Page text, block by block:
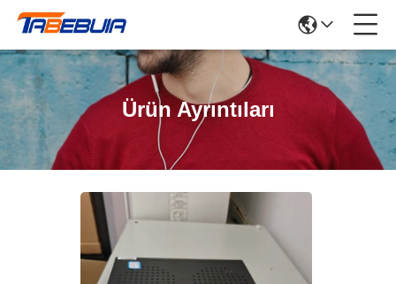
Ürün Ayrıntıları